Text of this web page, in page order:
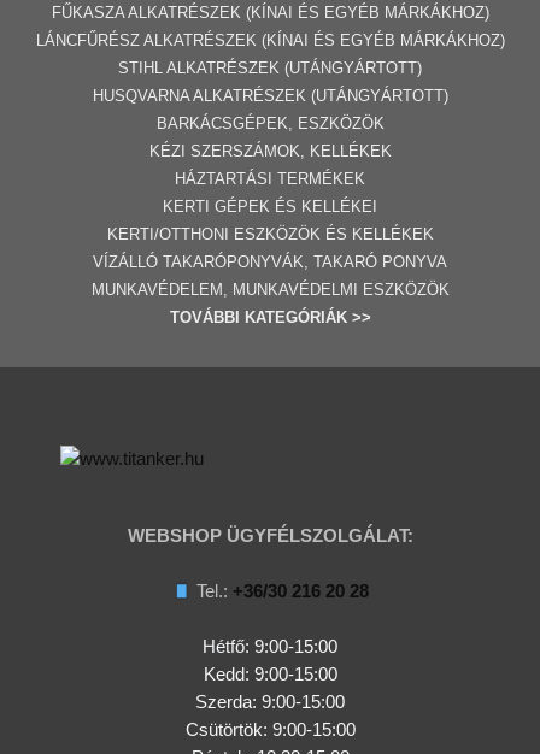
FŰKASZA ALKATRÉSZEK (KÍNAI ÉS EGYÉB MÁRKÁKHOZ)
LÁNCFŰRÉSZ ALKATRÉSZEK (KÍNAI ÉS EGYÉB MÁRKÁKHOZ)
STIHL ALKATRÉSZEK (UTÁNGYÁRTOTT)
HUSQVARNA ALKATRÉSZEK (UTÁNGYÁRTOTT)
BARKÁCSGÉPEK
ESZKÖZÖK
KÉZI SZERSZÁMOK, KELLÉKEK
HÁZTARTÁSI TERMÉKEK
KERTI GÉPEK ÉS KELLÉKEI
KERTI/OTTHONI ESZKÖZÖK ÉS KELLÉKEK
VÍZÁLLÓ TAKARÓPONYVÁK, TAKARÓ PONYVA
MUNKAVÉDELEM, MUNKAVÉDELMI ESZKÖZÖK
TOVÁBBI KATEGÓRIÁK >>
WEBSHOP ÜGYFÉLSZOLGÁLAT:
Tel.: +36/30 216 20 28
Hétfő: 9:00-15:00
Kedd: 9:00-15:00
Szerda: 9:00-15:00
Csütörtök: 9:00-15:00